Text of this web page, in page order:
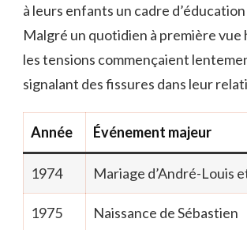
à leurs enfants un cadre
Malgré un quotidien à première vue
les tensions commençaient
signalant des fissures dans leur
Année Événement majeur
1974 Mariage d’André-Louis
1975 Naissance de Sébastien